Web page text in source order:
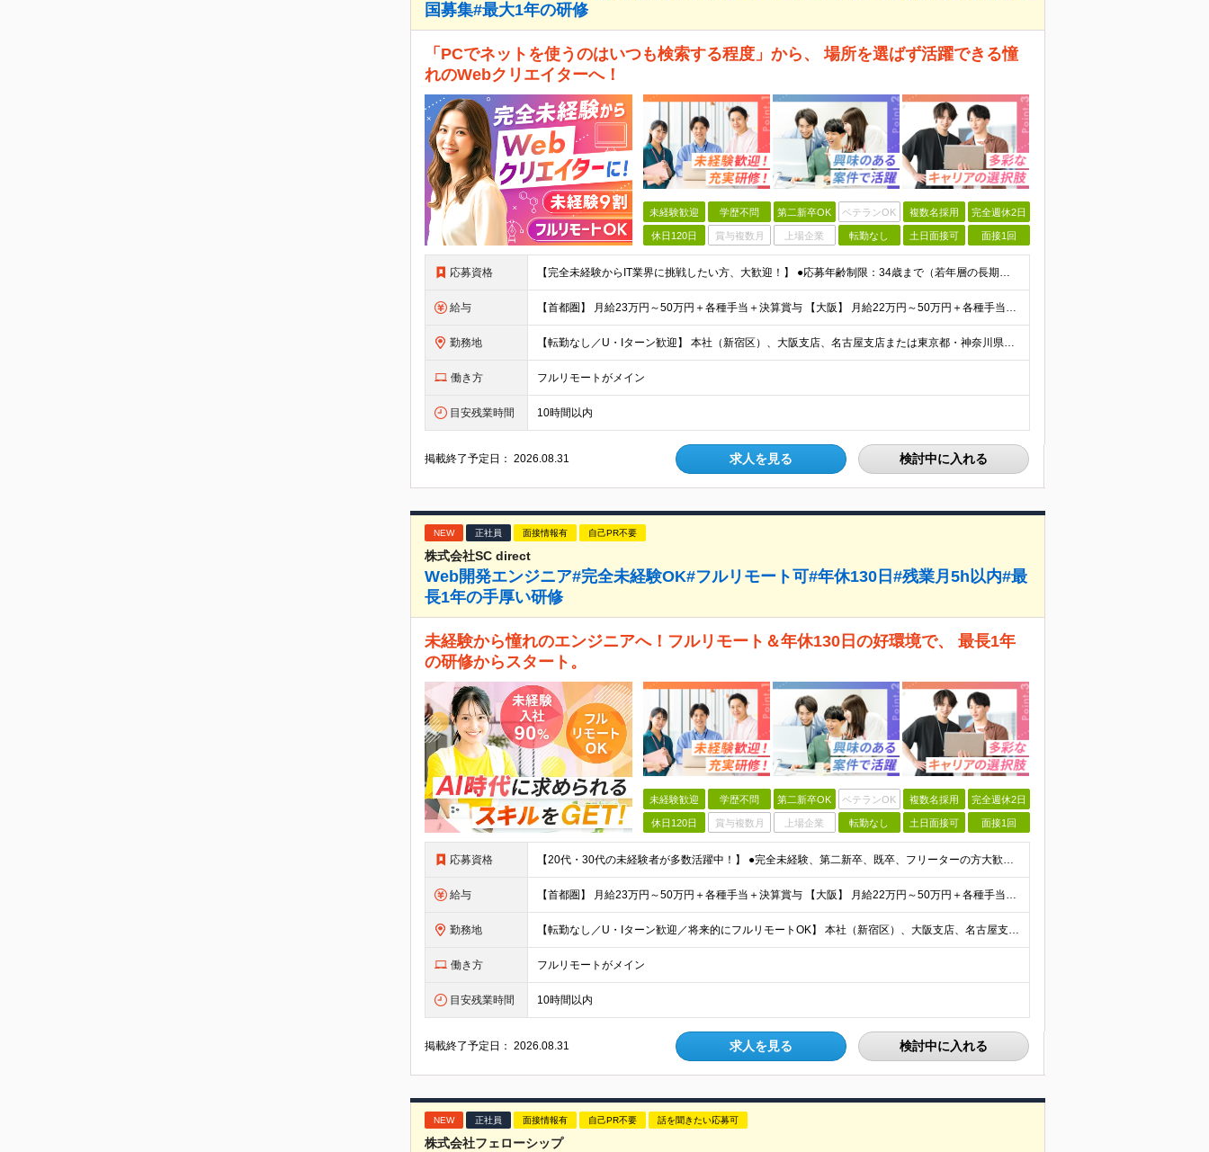
国募集#最大1年の研修
「PCでネットを使うのはいつも検索する程度」から、 場所を選ばず活躍できる憧
れのWebクリエイターへ！
未経験歓迎 学歴不問 第二新卒OK ベテランOK 複数名採用 完全週休2日
休日120日 賞与複数月 上場企業 転勤なし 土日面接可 面接1回
応募資格 【完全未経験からIT業界に挑戦したい方、大歓迎！】 ●応募年齢制限：34歳まで（若年層の長期キャリア形成を図るため） ★学歴不問・転職回数不問 ★第二新卒・社会人デビューOK 【こんな方を求めていま
給与 【首都圏】 月給23万円～50万円＋各種手当＋決算賞与 【大阪】 月給22万円～50万円＋各種手当＋決算賞与 【愛知】 月給21.5万円～50万円＋各種手当＋決算賞与 【福岡・宮城】 月給20万
勤務地 【転勤なし／U・Iターン歓迎】 本社（新宿区）、大阪支店、名古屋支店または東京都・神奈川県・千葉県・埼玉県・愛知県・大阪府・福岡県をはじめ、全国のプロジェクト先 ※ご希望を最大限考慮して配属先を決定
働き方 フルリモートがメイン
目安残業時間 10時間以内
掲載終了予定日：2026.08.31 求人を見る 検討中に入れる
NEW 正社員 面接情報有 自己PR不要
株式会社SC direct
Web開発エンジニア#完全未経験OK#フルリモート可#年休130日#残業月5h以内#最
長1年の手厚い研修
未経験から憧れのエンジニアへ！フルリモート＆年休130日の好環境で、 最長1年
の研修からスタート。
未経験歓迎 学歴不問 第二新卒OK ベテランOK 複数名採用 完全週休2日
休日120日 賞与複数月 上場企業 転勤なし 土日面接可 面接1回
応募資格 【20代・30代の未経験者が多数活躍中！】 ●完全未経験、第二新卒、既卒、フリーターの方大歓迎！ ●学歴・職歴・転職回数・ブランク一切不問 ※34歳までの方（若年層の長期キャリア形成を図るため） ★
給与 【首都圏】 月給23万円～50万円＋各種手当＋決算賞与 【大阪】 月給22万円～50万円＋各種手当＋決算賞与 【愛知】 月給21.5万円～50万円＋各種手当＋決算賞与 【福岡・宮城】 月給20万
勤務地 【転勤なし／U・Iターン歓迎／将来的にフルリモートOK】 本社（新宿区）、大阪支店、名古屋支店または東京都・神奈川県・千葉県・埼玉県・愛知県・大阪府・福岡県をはじめ、全国のプロジェクト先 ※ご希望を
働き方 フルリモートがメイン
目安残業時間 10時間以内
掲載終了予定日：2026.08.31 求人を見る 検討中に入れる
NEW 正社員 面接情報有 自己PR不要 話を聞きたい応募可
株式会社フェローシップ